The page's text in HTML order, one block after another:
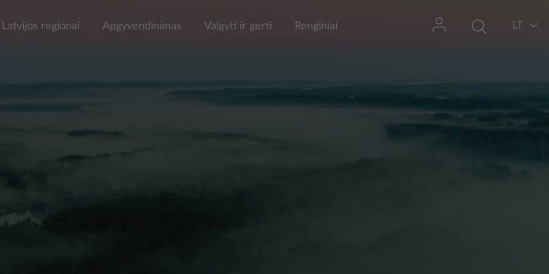
Latvijos regionai Apgyvendinimas Valgyti ir gerti Renginiai LT